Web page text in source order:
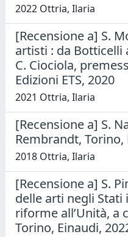
2022 Ottria, Ilaria
[Recensione a] S.
artisti : da Botticelli
C. Ciociola,
Edizioni ETS, 2020
2021 Ottria, Ilaria
[Recensione a] S.
Rembrandt, Torino,
2018 Ottria, Ilaria
[Recensione a] S.
delle arti negli Stati
riforme all’Unità, a
Torino, Einaudi,